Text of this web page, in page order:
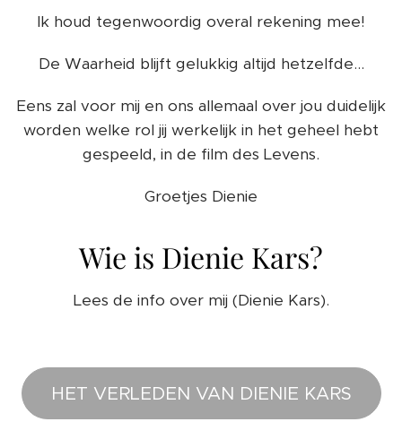
Ik houd tegenwoordig overal rekening mee!
De Waarheid blijft gelukkig altijd hetzelfde...
Eens zal voor mij en ons allemaal over jou duidelijk
worden welke rol jij werkelijk in het geheel hebt
gespeeld, in de film des Levens.
Groetjes Dienie
Wie is Dienie Kars?
Lees de info over mij (Dienie Kars).
HET VERLEDEN VAN DIENIE KARS